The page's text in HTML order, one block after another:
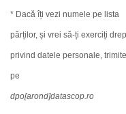
* Dacă îți vezi numele pe lista
părților, și vrei să-ți exerciți
privind datele personale, trimite
pe
dpo[arond]datascop.ro